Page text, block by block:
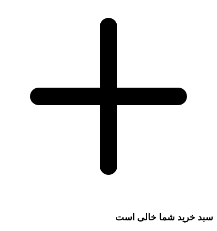
خرید شما خالی است